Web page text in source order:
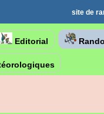
site de
Editorial